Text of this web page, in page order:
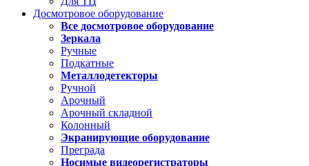
Досмотровое оборудование
Все досмотровое оборудование
Зеркала
Ручные
Подкатные
Металлодетекторы
Ручной
Арочный
Арочный складной
Колонный
Экранирующие оборудование
Преграда
Носимые видеорегистраторы